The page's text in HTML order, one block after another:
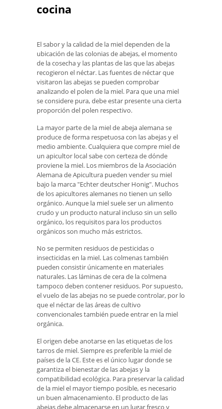
cocina
El sabor y la calidad de la miel dependen de la
ubicación de las colonias de abejas, el momento
de la cosecha y las plantas de las que las abejas
recogieron el néctar. Las fuentes de néctar que
visitaron las abejas se pueden comprobar
analizando el polen de la miel. Para que una miel
se considere pura, debe estar presente una cierta
proporción del polen respectivo.
La mayor parte de la miel de abeja alemana se
produce de forma respetuosa con las abejas y el
medio ambiente. Cualquiera que compre miel de
un apicultor local sabe con certeza de dónde
proviene la miel. Los miembros de la Asociación
Alemana de Apicultura pueden vender su miel
bajo la marca "Echter deutscher Honig". Muchos
de los apicultores alemanes no tienen un sello
orgánico. Aunque la miel suele ser un alimento
crudo y un producto natural incluso sin un sello
orgánico, los requisitos para los productos
orgánicos son mucho más estrictos.
No se permiten residuos de pesticidas o
insecticidas en la miel. Las colmenas también
pueden consistir únicamente en materiales
naturales. Las láminas de cera de la colmena
tampoco deben contener residuos. Por supuesto,
el vuelo de las abejas no se puede controlar, por lo
que el néctar de las áreas de cultivo
convencionales también puede entrar en la miel
orgánica.
El origen debe anotarse en las etiquetas de los
tarros de miel. Siempre es preferible la miel de
países de la CE. Este es el único lugar donde se
garantiza el bienestar de las abejas y la
compatibilidad ecológica. Para preservar la calidad
de la miel el mayor tiempo posible, es necesario
un buen almacenamiento. El producto de las
abejas debe almacenarse en un lugar fresco y